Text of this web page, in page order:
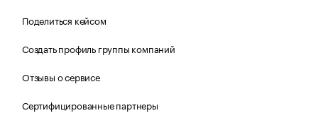
Поделиться кейсом
Создать профиль группы компаний
Отзывы о сервисе
Сертифицированные партнеры